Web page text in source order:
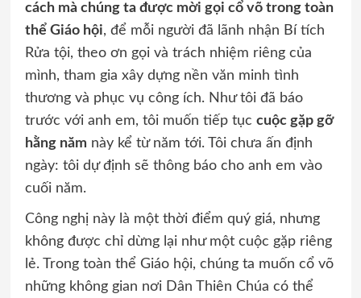
cách mà chúng ta được mời gọi cổ võ trong toàn
thể Giáo hội, để mỗi người đã lãnh nhận Bí tích
Rửa tội, theo ơn gọi và trách nhiệm riêng của
mình, tham gia xây dựng nền văn minh tình
thương và phục vụ công ích. Như tôi đã báo
trước với anh em, tôi muốn tiếp tục cuộc gặp gỡ
hằng năm này kể từ năm tới. Tôi chưa ấn định
ngày: tôi dự định sẽ thông báo cho anh em vào
cuối năm.
Công nghị này là một thời điểm quý giá, nhưng
không được chỉ dừng lại như một cuộc gặp riêng
lẻ. Trong toàn thể Giáo hội, chúng ta muốn cổ võ
những không gian nơi Dân Thiên Chúa có thể